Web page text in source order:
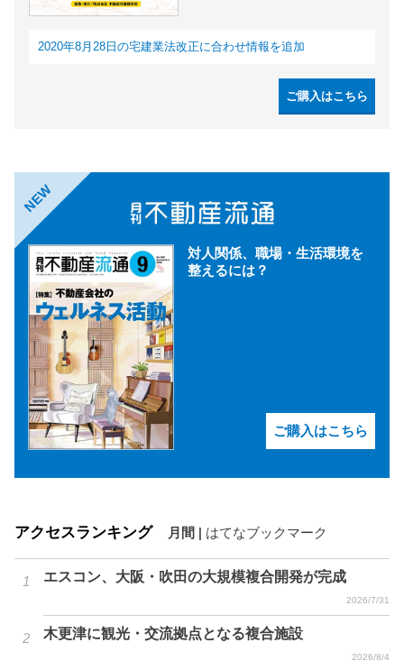
2020年8月28日の宅建業法改正に合わせ情報を追加
ご購入はこちら
NEW
対人関係、職場・生活環境を
整えるには？
ご購入はこちら
アクセスランキング 月間 はてなブックマーク
エスコン、大阪・吹田の大規模複合開発が完成
2026/7/31
木更津に観光・交流拠点となる複合施設
2026/8/4